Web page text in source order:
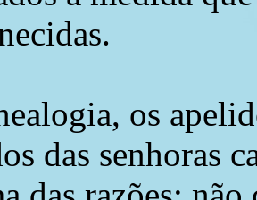
os
das senhoras